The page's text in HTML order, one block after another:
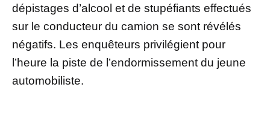
dépistages d’alcool et de stupéfiants effectués
sur le conducteur du camion se sont révélés
négatifs. Les enquêteurs privilégient pour
l’heure la piste de l’endormissement du jeune
automobiliste.